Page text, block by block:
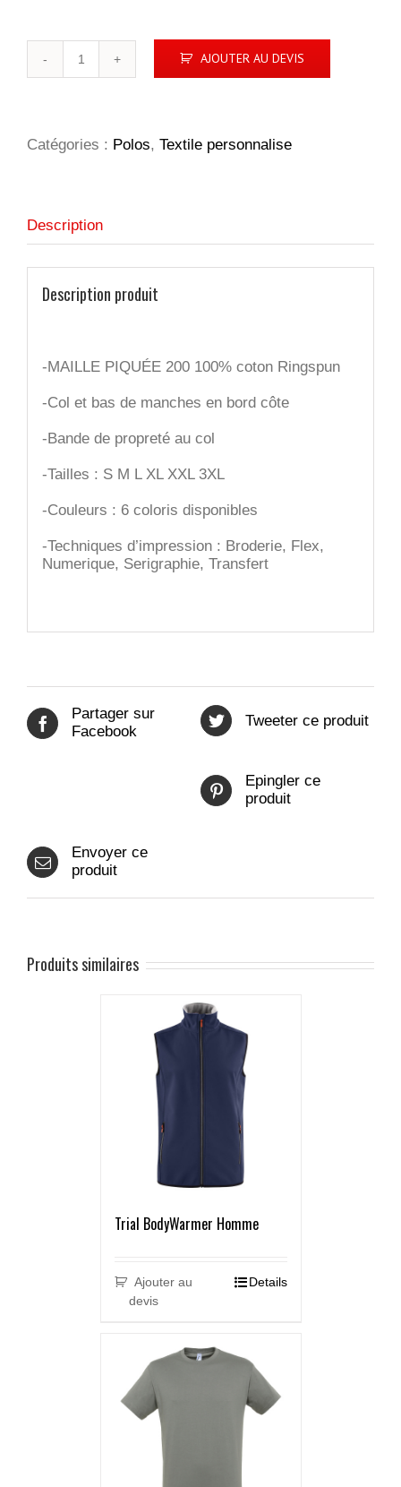
AJOUTER AU DEVIS
Catégories : Polos, Textile personnalise
Description
Description produit
-MAILLE PIQUÉE 200 100% coton Ringspun
-Col et bas de manches en bord côte
-Bande de propreté au col
-Tailles : S M L XL XXL 3XL
-Couleurs : 6 coloris disponibles
-Techniques d’impression : Broderie, Flex,
Numerique, Serigraphie, Transfert
Partager sur
Facebook
Tweeter ce produit
Epingler ce
produit
Envoyer ce
produit
Produits similaires
Trial BodyWarmer Homme
Ajouter au
devis
Details